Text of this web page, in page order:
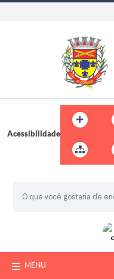
Acessibilidade
MENU